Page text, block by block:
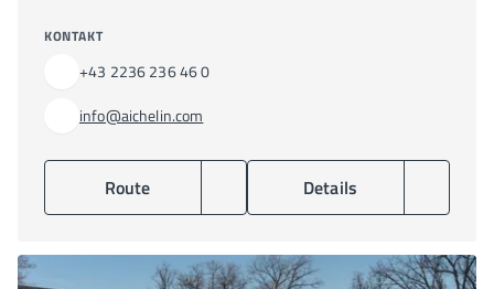
KONTAKT
+43 2236 236 46 0
info@aichelin.com
Route Details